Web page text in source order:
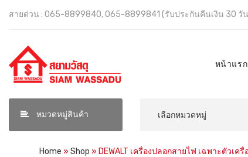
สายด่วน : 065-8899840, 065-8899841 (รับประกันคืนเงิน 30 วั
หน้าแรก
หมวดหมู่สินค้า
Home »Shop » DEWALT เครื่องปลอกสายไฟ เฉพาะตัวเค